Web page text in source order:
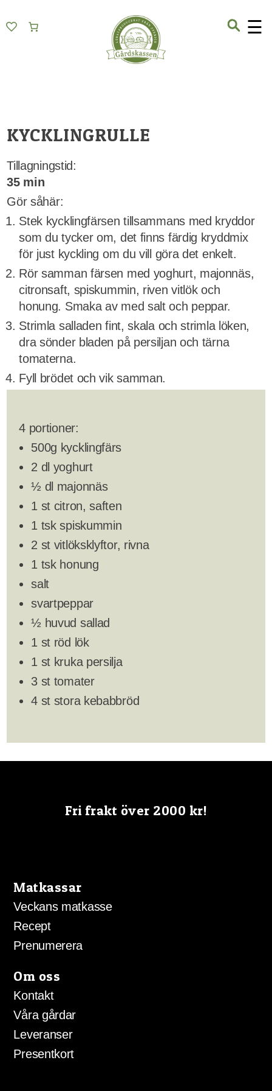
to
☰
KYCKLINGRULLE
Tillagningstid:
35 min
Gör såhär:
Stek kycklingfärsen tillsammans med kryddor
som du tycker om, det finns färdig kryddmix
för just kyckling om du vill göra det enkelt.
Rör samman färsen med yoghurt, majonnäs,
citronsaft, spiskummin, riven vitlök och
honung. Smaka av med salt och peppar.
Strimla salladen fint, skala och strimla löken,
dra sönder bladen på persiljan och tärna
tomaterna.
Fyll brödet och vik samman.
4 portioner:
500g kycklingfärs
2 dl yoghurt
½ dl majonnäs
1 st citron, saften
1 tsk spiskummin
2 st vitlöksklyftor, rivna
1 tsk honung
salt
svartpeppar
½ huvud sallad
1 st röd lök
1 st kruka persilja
3 st tomater
4 st stora kebabbröd
Fri frakt över 2000 kr!
Matkassar
Veckans matkasse
Recept
Prenumerera
Om oss
Kontakt
Våra gårdar
Leveranser
Presentkort